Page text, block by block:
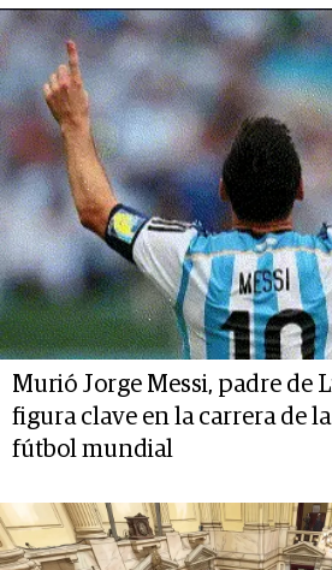
Murió Jorge Messi, padre de
figura clave en la carrera de
fútbol mundial